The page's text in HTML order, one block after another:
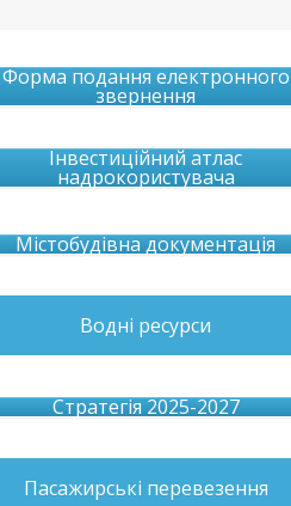
Форма подання електронного
звернення
Інвестиційний атлас
надрокористувача
Містобудівна документація
Водні ресурси
Стратегія 2025-2027
Пасажирські перевезення